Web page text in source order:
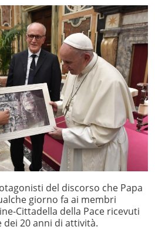
del discorso che Papa
giorno fa ai membri
Cittadella della Pace ricevuti
dei 20 anni di attività.